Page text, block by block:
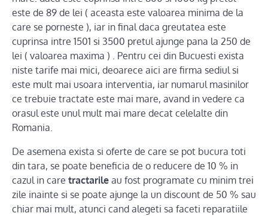
este de 89 de lei ( aceasta este valoarea minima de la
care se porneste ), iar in final daca greutatea este
cuprinsa intre 1501 si 3500 pretul ajunge pana la 250 de
lei ( valoarea maxima ) . Pentru cei din Bucuesti exista
niste tarife mai mici, deoarece aici are firma sediul si
este mult mai usoara interventia, iar numarul masinilor
ce trebuie tractate este mai mare, avand in vedere ca
orasul este unul mult mai mare decat celelalte din
Romania.
De asemena exista si oferte de care se pot bucura toti
din tara, se poate beneficia de o reducere de 10 % in
cazul in care tractarile au fost programate cu minim trei
zile inainte si se poate ajunge la un discount de 50 % sau
chiar mai mult, atunci cand alegeti sa faceti reparatiile